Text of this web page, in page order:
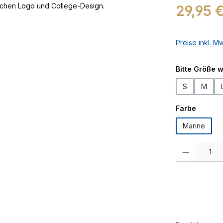
Regulärer Preis:
29,95 €
Preise inkl.
Bitte Größe
S M
Farbe
Marine
Produkt